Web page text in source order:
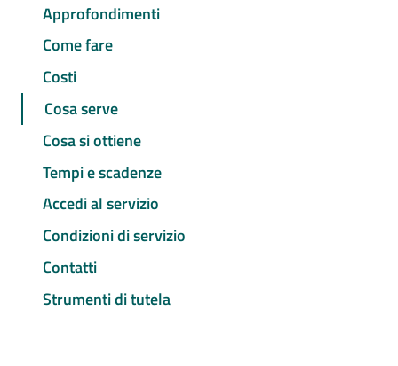
Approfondimenti
Come fare
Costi
Cosa serve
Cosa si ottiene
Tempi e scadenze
Accedi al servizio
Condizioni di servizio
Contatti
Strumenti di tutela